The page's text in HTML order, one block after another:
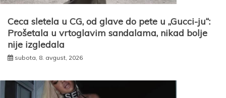
Ceca sletela u CG, od glave do pete u „Gucci-ju“:
Prošetala u vrtoglavim sandalama, nikad bolje
nije izgledala
subota, 8. avgust, 2026